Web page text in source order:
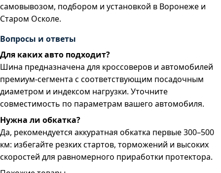
самовывозом, подбором и установкой в Воронеже и
Старом Осколе.
Вопросы и ответы
Для каких авто подходит?
Шина предназначена для кроссоверов и автомобилей
премиум-сегмента с соответствующим посадочным
диаметром и индексом нагрузки. Уточните
совместимость по параметрам вашего автомобиля.
Нужна ли обкатка?
Да, рекомендуется аккуратная обкатка первые 300–500
км: избегайте резких стартов, торможений и высоких
скоростей для равномерного приработки протектора.